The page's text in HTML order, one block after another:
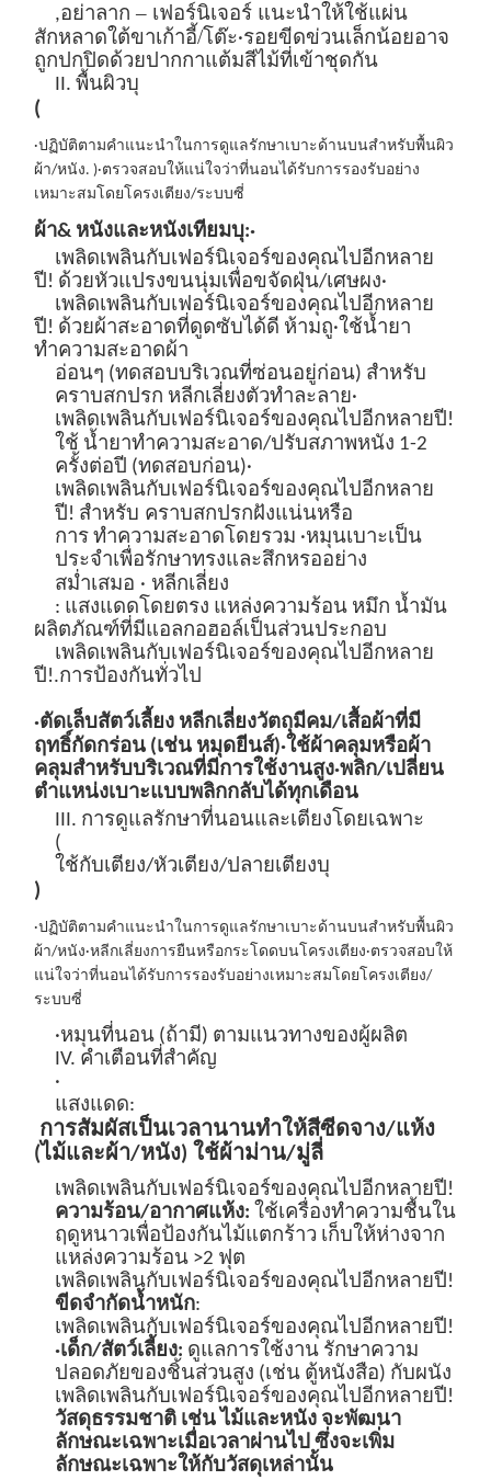
,อย่าลาก – เฟอร์นิเจอร์ แนะนำให้ใช้แผ่น
สักหลาดใต้ขาเก้าอี้/โต๊ะ·รอยขีดข่วนเล็กน้อยอาจ
ถูกปกปิดด้วยปากกาแต้มสีไม้ที่เข้าชุดกัน
II. พื้นผิวบุ
(
·ปฏิบัติตามคำแนะนำในการดูแลรักษาเบาะด้านบนสำหรับพื้นผิว
ผ้า/หนัง. )·ตรวจสอบให้แน่ใจว่าที่นอนได้รับการรองรับอย่าง
เหมาะสมโดยโครงเตียง/ระบบซี่
ผ้า& หนังและหนังเทียมบุ:·
เพลิดเพลินกับเฟอร์นิเจอร์ของคุณไปอีกหลาย
ปี! ด้วยหัวแปรงขนนุ่มเพื่อขจัดฝุ่น/เศษผง·
เพลิดเพลินกับเฟอร์นิเจอร์ของคุณไปอีกหลาย
ปี! ด้วยผ้าสะอาดที่ดูดซับได้ดี ห้ามถู·ใช้น้ำยา
ทำความสะอาดผ้า
อ่อนๆ (ทดสอบบริเวณที่ซ่อนอยู่ก่อน) สำหรับ
คราบสกปรก หลีกเลี่ยงตัวทำละลาย·
เพลิดเพลินกับเฟอร์นิเจอร์ของคุณไปอีกหลายปี!
ใช้ น้ำยาทำความสะอาด/ปรับสภาพหนัง 1-2
ครั้งต่อปี (ทดสอบก่อน)·
เพลิดเพลินกับเฟอร์นิเจอร์ของคุณไปอีกหลาย
ปี! สำหรับ คราบสกปรกฝังแน่นหรือ
การ ทำความสะอาดโดยรวม ·หมุนเบาะเป็น
ประจำเพื่อรักษาทรงและสึกหรออย่าง
สม่ำเสมอ · หลีกเลี่ยง
: แสงแดดโดยตรง แหล่งความร้อน หมึก น้ำมัน
ผลิตภัณฑ์ที่มีแอลกอฮอล์เป็นส่วนประกอบ
เพลิดเพลินกับเฟอร์นิเจอร์ของคุณไปอีกหลาย
ปี!.การป้องกันทั่วไป
·ตัดเล็บสัตว์เลี้ยง หลีกเลี่ยงวัตถุมีคม/เสื้อผ้าที่มี
ฤทธิ์กัดกร่อน (เช่น หมุดยีนส์)·ใช้ผ้าคลุมหรือผ้า
คลุมสำหรับบริเวณที่มีการใช้งานสูง·พลิก/เปลี่ยน
ตำแหน่งเบาะแบบพลิกกลับได้ทุกเดือน
III. การดูแลรักษาที่นอนและเตียงโดยเฉพาะ
(
ใช้กับเตียง/หัวเตียง/ปลายเตียงบุ
)
·ปฏิบัติตามคำแนะนำในการดูแลรักษาเบาะด้านบนสำหรับพื้นผิว
ผ้า/หนัง·หลีกเลี่ยงการยืนหรือกระโดดบนโครงเตียง·ตรวจสอบให้
แน่ใจว่าที่นอนได้รับการรองรับอย่างเหมาะสมโดยโครงเตียง/
ระบบซี่
·หมุนที่นอน (ถ้ามี) ตามแนวทางของผู้ผลิต
IV. คำเตือนที่สำคัญ
·
แสงแดด:
การสัมผัสเป็นเวลานานทำให้สีซีดจาง/แห้ง
(ไม้และผ้า/หนัง) ใช้ผ้าม่าน/มู่ลี่
เพลิดเพลินกับเฟอร์นิเจอร์ของคุณไปอีกหลายปี!
ความร้อน/อากาศแห้ง: ใช้เครื่องทำความชื้นใน
ฤดูหนาวเพื่อป้องกันไม้แตกร้าว เก็บให้ห่างจาก
แหล่งความร้อน >2 ฟุต
เพลิดเพลินกับเฟอร์นิเจอร์ของคุณไปอีกหลายปี!
ขีดจำกัดน้ำหนัก:
เพลิดเพลินกับเฟอร์นิเจอร์ของคุณไปอีกหลายปี!
·เด็ก/สัตว์เลี้ยง: ดูแลการใช้งาน รักษาความ
ปลอดภัยของชิ้นส่วนสูง (เช่น ตู้หนังสือ) กับผนัง
เพลิดเพลินกับเฟอร์นิเจอร์ของคุณไปอีกหลายปี!
วัสดุธรรมชาติ เช่น ไม้และหนัง จะพัฒนา
ลักษณะเฉพาะเมื่อเวลาผ่านไป ซึ่งจะเพิ่ม
ลักษณะเฉพาะให้กับวัสดุเหล่านั้น